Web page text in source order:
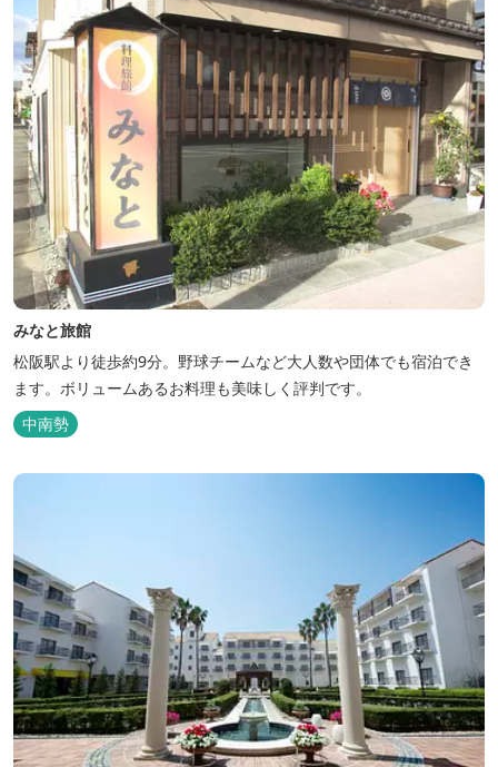
みなと旅館
松阪駅より徒歩約9分。野球チームなど大人数や団体でも宿泊でき
ます。ボリュームあるお料理も美味しく評判です。
中南勢